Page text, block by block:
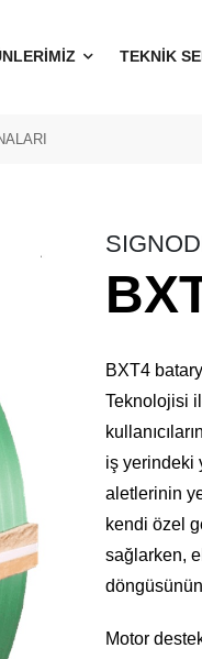
TEKNİK
BXT4
Teknolojisi
iş yerindeki
aletlerinin
kendi özel
sağlarken,
döngüsünün
Motor